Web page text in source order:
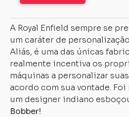
A Royal Enfield sempre se
um caráter de
Aliás, é uma das únicas
realmente incentiva os
máquinas a personalizar
acordo com sua vontade.
um designer indiano
Bobber!